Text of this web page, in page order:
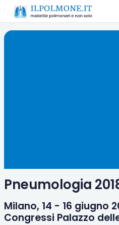
Pneumologia
Milano, 14 - 16 giugno
Congressi Palazzo